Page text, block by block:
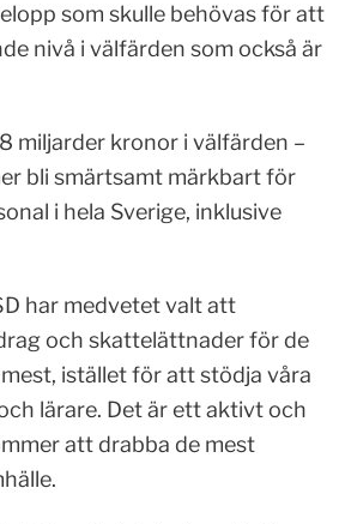
som skulle behövas för att
nivå i välfärden som också är
miljarder kronor i välfärden –
bli smärtsamt märkbart för
i hela Sverige, inklusive
har medvetet valt att
och skattelättnader för de
istället för att stödja våra
lärare. Det är ett aktivt och
att drabba de mest